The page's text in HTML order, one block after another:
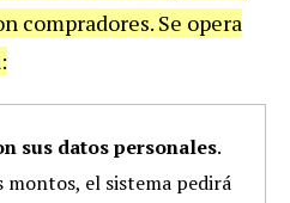
compradores. Se opera
sus datos personales.
montos, el sistema pedirá